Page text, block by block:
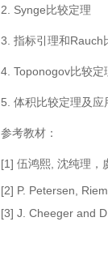
2. Synge比较定理
3. 指标引理和Rauch
4. Toponogov比较定
5. 体积比较定理及应
参考教材：
[1] 伍鸿熙 沈纯理，
[2] P. Petersen,
[3] J. Cheeger and